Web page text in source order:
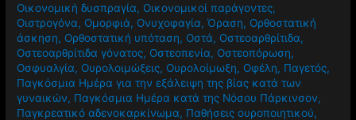
Οικονομική δυσπραγία, Οικονομικοί παράγοντες,
Οιστρογόνα, Ομορφιά, Ονυχοφαγία,Όραση, Ορθοστατική
άσκηση, Ορθοστατική υπόταση, Οστά, Οστεοαρθρίτιδα,
Οστεοαρθρίτιδα γόνατος, Οστεοπενία, Οστεοπόρωση,
Οσφυαλγία, Ουρολοιμώξεις, Ουρολοίμωξη, Οφέλη, Παγετός,
Παγκόσμια Ημέρα για την εξάλειψη της βίας κατά των
γυναικών, Παγκόσμια Ημέρα κατά της Νόσου Πάρκινσον,
Παγκρεατικό αδενοκαρκίνωμα, Παθήσεις ουροποιητικού,